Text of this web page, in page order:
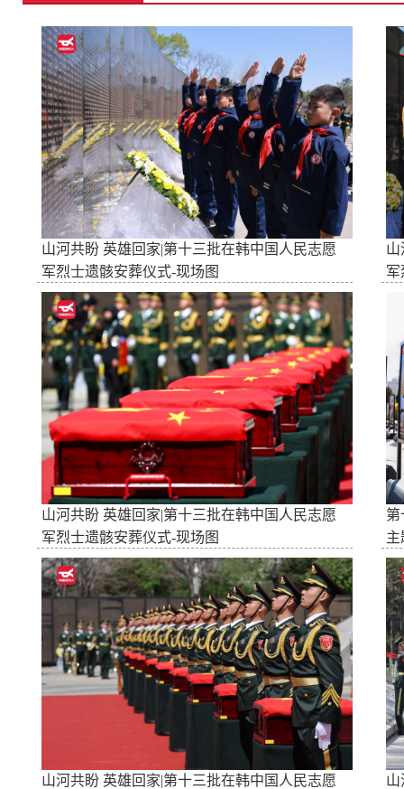
山河共盼 英雄回家|第十三批在韩中国人民志愿
军烈士遗骸安葬仪式-现场图
山
军
山河共盼 英雄回家|第十三批在韩中国人民志愿
军烈士遗骸安葬仪式-现场图
第
主
山河共盼 英雄回家|第十三批在韩中国人民志愿
山